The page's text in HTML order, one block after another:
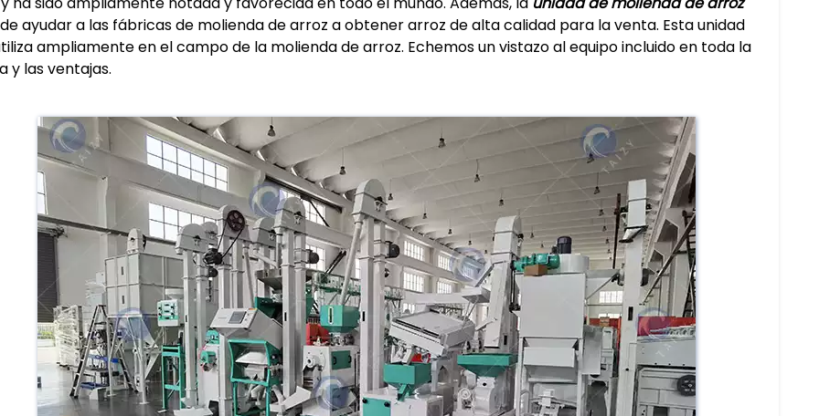
ayudar a las fábricas de molienda de arroz a obtener arroz de alta calidad para la venta. Esta unidad
ampliamente en el campo de la molienda de arroz. Echemos un vistazo al equipo incluido en toda la
y las ventajas.